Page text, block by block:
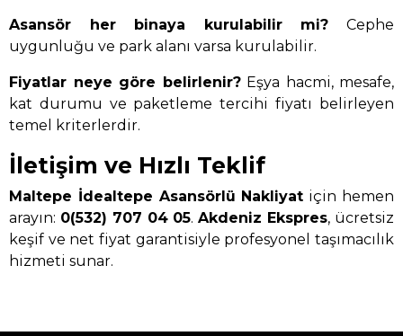
Asansör her binaya kurulabilir mi? Cephe
uygunluğu ve park alanı varsa kurulabilir.
Fiyatlar neye göre belirlenir?Eşya hacmi, mesafe,
kat durumu ve paketleme tercihi fiyatı belirleyen
temel kriterlerdir.
İletişim ve Hızlı Teklif
Maltepe İdealtepe Asansörlü Nakliyat için hemen
arayın: 0(532) 707 04 05.Akdeniz Ekspres, ücretsiz
keşif ve net fiyat garantisiyle profesyonel taşımacılık
hizmeti sunar.